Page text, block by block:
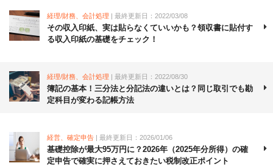
経理/財務、会計処理 | 最終更新日：2022/03/08
その収入印紙、実は貼らなくていいかも？領収書に貼付す
る収入印紙の基礎をチェック！
経理/財務、会計処理 | 最終更新日：2022/08/30
簿記の基本！三分法と分記法の違いとは？同じ取引でも勘
定科目が変わる記帳方法
経営、確定申告 | 最終更新日：2026/01/06
基礎控除が最大95万円に？2026年（2025年分所得）の確
定申告で確実に押さえておきたい税制改正ポイント